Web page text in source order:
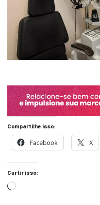
Compartilhe isso:
Facebook X
Curtir isso: